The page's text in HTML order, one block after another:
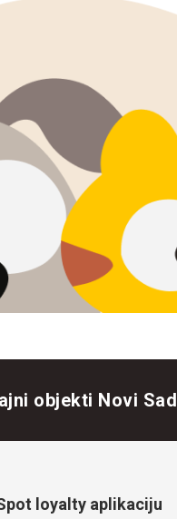
objekti Novi Sad
loyalty aplikaciju